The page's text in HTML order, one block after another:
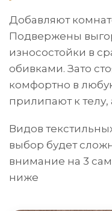
Добавляют
Подвержены
износостойки в
обивками. Зато
комфортно в
прилипают к телу,
Видов
выбор будет
внимание на 3
ниже